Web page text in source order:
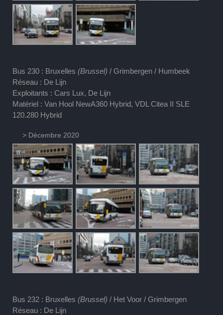
Bus 230 : Bruxelles (Brussel) / Grimbergen / Humbeek
Réseau : De Lijn
Exploitants : Cars Lux, De Lijn
Matériel : Van Hool NewA360 Hybrid, VDL Citea II SLE
120.280 Hybrid
> Décembre 2020
Bus 232 : Bruxelles (Brussel) / Het Voor / Grimbergen
Réseau : De Lijn